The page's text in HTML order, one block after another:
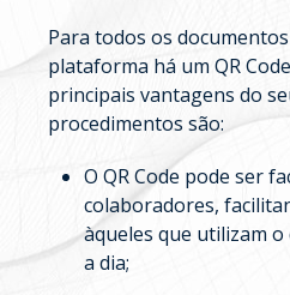
Para todos os
plataforma há um QR
principais vantagens do
procedimentos são:
O QR Code pode ser
colaboradores,
àqueles que utilizam
a dia;